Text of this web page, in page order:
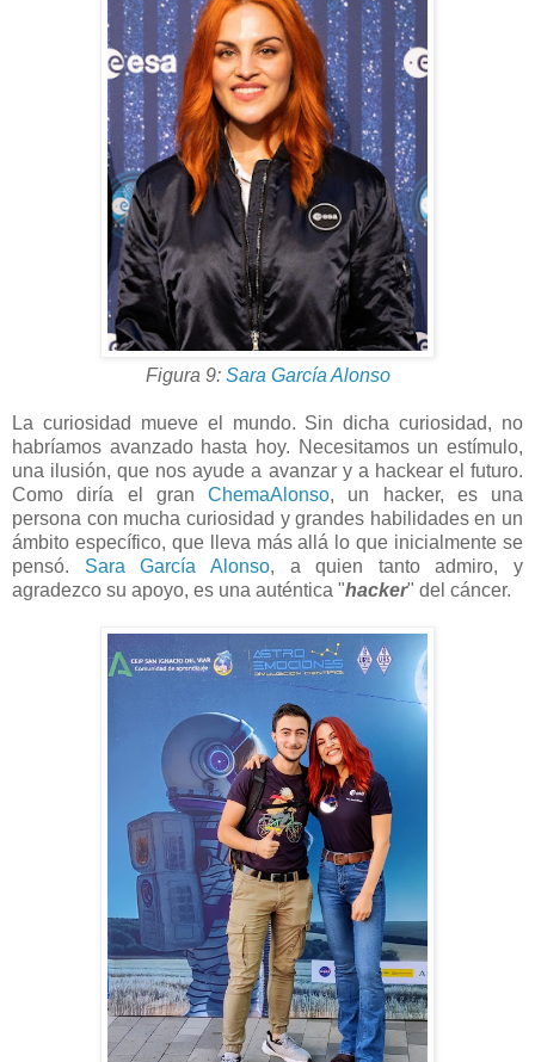
Figura 9: Sara García Alonso
La curiosidad mueve el mundo. Sin dicha curiosidad, no
habríamos avanzado hasta hoy. Necesitamos un estímulo,
una ilusión, que nos ayude a avanzar y a hackear el futuro.
Como diría el gran ChemaAlonso, un hacker, es una
persona con mucha curiosidad y grandes habilidades en un
ámbito específico, que lleva más allá lo que inicialmente se
pensó. Sara García Alonso, a quien tanto admiro, y
agradezco su apoyo, es una auténtica "hacker" del cáncer.